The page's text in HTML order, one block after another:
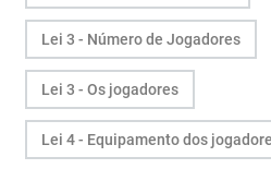
Lei 3 - Número de Jogadores
Lei 3 - Os jogadores
Lei 4 - Equipamento dos